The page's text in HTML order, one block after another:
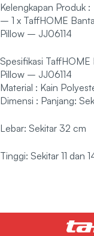
Kelengkapan Produk :
– 1 x TaffHOME
Pillow – JJ06114
Spesifikasi TaffHOME
Pillow – JJ06114
Material : Kain
Dimensi : Panjang:
Lebar: Sekitar 32 cm
Tinggi: Sekitar 11 dan